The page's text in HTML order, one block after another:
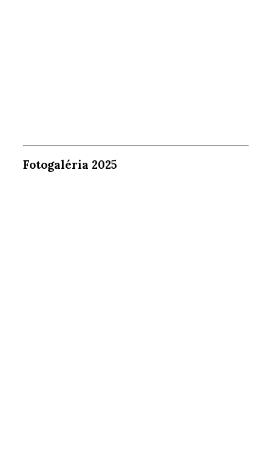
Fotogaléria 2025